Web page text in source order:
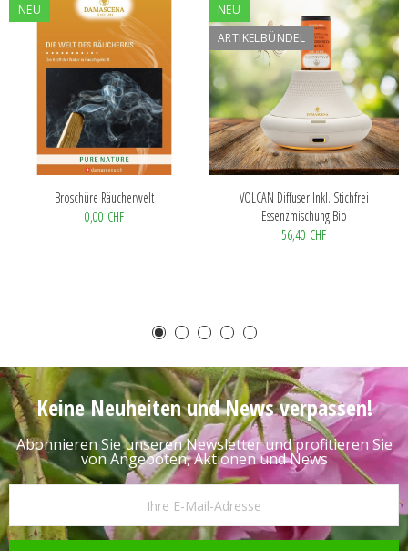
NEU
Broschüre Räucherwelt
0,00 CHF
NEU
ARTIKELBÜNDEL
VOLCAN Diffuser Inkl. Stichfrei
Essenzmischung Bio
56,40 CHF
Keine Neuheiten und News verpassen!
Abonnieren Sie unseren Newsletter und profitieren Sie
von Angeboten, Aktionen und News